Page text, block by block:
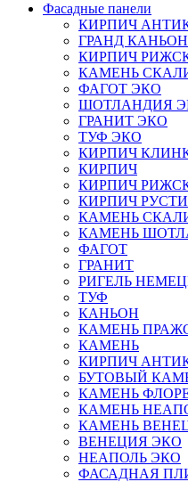
Фасадные панели
КИРПИЧ
ГРАНД
КИРПИЧ
КАМЕНЬ
ФАГОТ ЭКО
ШОТЛАНДИЯ
ГРАНИТ ЭКО
ТУФ ЭКО
КИРПИЧ
КИРПИЧ
КИРПИЧ
КИРПИЧ
КАМЕНЬ
КАМЕНЬ
ФАГОТ
ГРАНИТ
РИГЕЛЬ
ТУФ
КАНЬОН
КАМЕНЬ
КАМЕНЬ
КИРПИЧ
БУТОВЫЙ
КАМЕНЬ
КАМЕНЬ
КАМЕНЬ
ВЕНЕЦИЯ ЭКО
НЕАПОЛЬ ЭКО
ФАСАДНАЯ